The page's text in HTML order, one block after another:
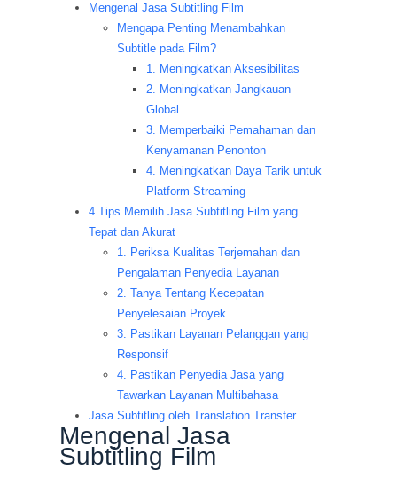
Mengenal Jasa Subtitling Film
Mengapa Penting Menambahkan
Subtitle pada Film?
1. Meningkatkan Aksesibilitas
2. Meningkatkan Jangkauan
Global
3. Memperbaiki Pemahaman dan
Kenyamanan Penonton
4. Meningkatkan Daya Tarik untuk
Platform Streaming
4 Tips Memilih Jasa Subtitling Film yang
Tepat dan Akurat
1. Periksa Kualitas Terjemahan dan
Pengalaman Penyedia Layanan
2. Tanya Tentang Kecepatan
Penyelesaian Proyek
3. Pastikan Layanan Pelanggan yang
Responsif
4. Pastikan Penyedia Jasa yang
Tawarkan Layanan Multibahasa
Jasa Subtitling oleh Translation Transfer
Mengenal Jasa
Subtitling Film